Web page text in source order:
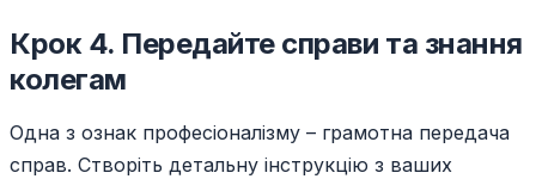
Крок 4. Передайте справи та знання
колегам
Одна з ознак професіоналізму – грамотна передача
справ. Створіть детальну інструкцію з ваших